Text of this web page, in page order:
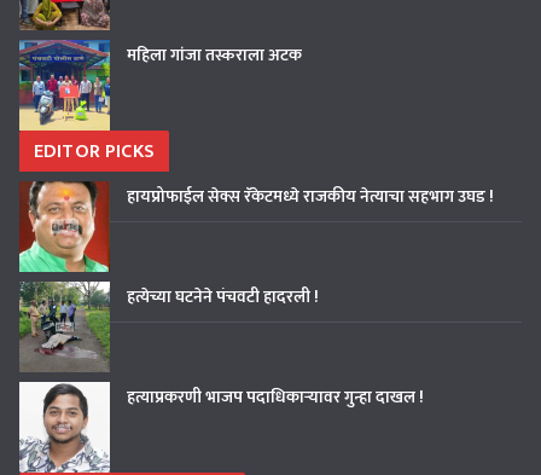
महिला गांजा तस्कराला अटक
EDITOR PICKS
हायप्रोफाईल सेक्स रॅकेटमध्ये राजकीय नेत्याचा सहभाग उघड !
हत्येच्या घटनेने पंचवटी हादरली !
हत्याप्रकरणी भाजप पदाधिकाऱ्यावर गुन्हा दाखल !